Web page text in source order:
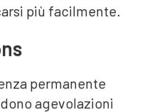
più facilmente.
permanente
agevolazioni